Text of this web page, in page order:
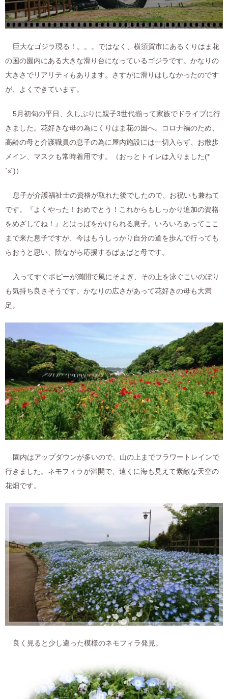
巨大なゴジラ現る！。。。ではなく、横須賀市にあるくりはま花
の国の園内にある大きな滑り台になっているゴジラです。かなりの
大きさでリアリティもあります。さすがに滑りはしなかったのです
が、よくできています。
5月初旬の平日、久しぶりに親子3世代揃って家族でドライブに行
きました。花好きな母の為にくりはま花の国へ。コロナ禍のため、
高齢の母と介護職員の息子の為に屋内施設には一切入らず、お散歩
メイン、マスクも常時着用です。（おっとトイレは入りました(*
´з`)）
息子が介護福祉士の資格が取れた後でしたので、お祝いも兼ねて
です。『よくやった！おめでとう！これからもしっかり追加の資格
をめざしてね！』とはっぱをかけられる息子。いろいろあってここ
まで来た息子ですが、今はもうしっかり自分の道を歩んで行っても
らおうと思い、陰ながら応援するばぁばと母です。
入ってすぐポピーが満開で風にそよぎ、その上を泳ぐこいのぼり
も気持ち良さそうです。かなりの広さがあって花好きの母も大満
足。
園内はアップダウンが多いので、山の上までフラワートレインで
行きました。ネモフィラが満開で、遠くに海も見えて素敵な天空の
花畑です。
良く見ると少し違った模様のネモフィラ発見。